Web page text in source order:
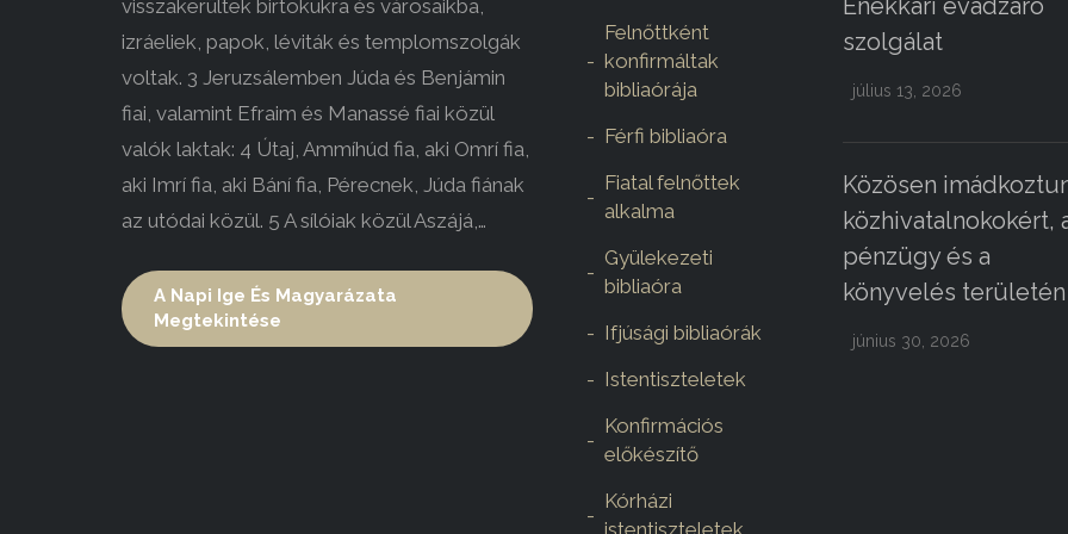
visszakerültek birtokukra és városaikba,
izráeliek, papok, léviták és templomszolgák
voltak. 3 Jeruzsálemben Júda és Benjámin
fiai, valamint Efraim és Manassé fiai közül
valók laktak: 4 Útaj, Ammíhúd fia, aki Omrí fia,
aki Imrí fia, aki Bání fia, Pérecnek, Júda fiának
az utódai közül. 5 A sílóiak közül Aszájá,…
A Napi Ige És Magyarázata
Megtekintése
Felnőttként
konfirmáltak
bibliaórája
Férfi bibliaóra
Fiatal felnőttek
alkalma
Gyülekezeti
bibliaóra
Ifjúsági bibliaórák
Istentiszteletek
Konfirmációs
előkészítő
Kórházi
Énekkari évadzáró
szolgálat
július 13, 2026
Közösen
közhivatalnokokért,
pénzügy és a
könyvelés területén
június 30, 2026